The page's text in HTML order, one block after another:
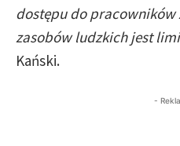
dostępu do pracowników
zasobów ludzkich jest
Kański.
-